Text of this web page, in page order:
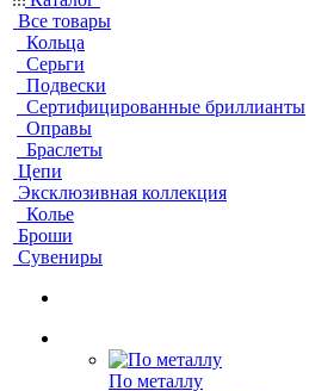
Все товары
Кольца
Серьги
Подвески
Сертифицированные бриллианты
Оправы
Браслеты
Цепи
Эксклюзивная коллекция
Колье
Броши
Сувениры
По металлу